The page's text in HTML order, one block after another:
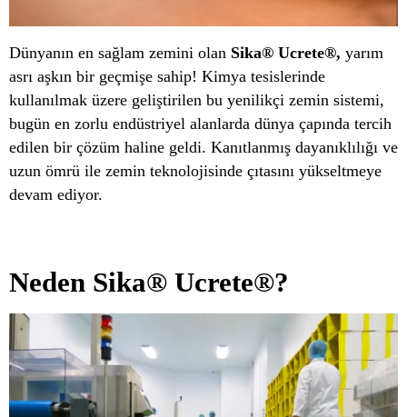
Dünyanın en sağlam zemini olan Sika® Ucrete®, yarım
asrı aşkın bir geçmişe sahip! Kimya tesislerinde
kullanılmak üzere geliştirilen bu yenilikçi zemin sistemi,
bugün en zorlu endüstriyel alanlarda dünya çapında tercih
edilen bir çözüm haline geldi. Kanıtlanmış dayanıklılığı ve
uzun ömrü ile zemin teknolojisinde çıtasını yükseltmeye
devam ediyor.
Neden Sika® Ucrete®?